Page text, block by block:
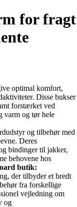
for fragt
optimal komfort,
Disse bukser
forstærket ved
varm og tør hele
og tilbehør med
Deres
bindinger til jakker,
behovene hos
butik:
der tilbyder et bredt
fra forskellige
vejledning om
og